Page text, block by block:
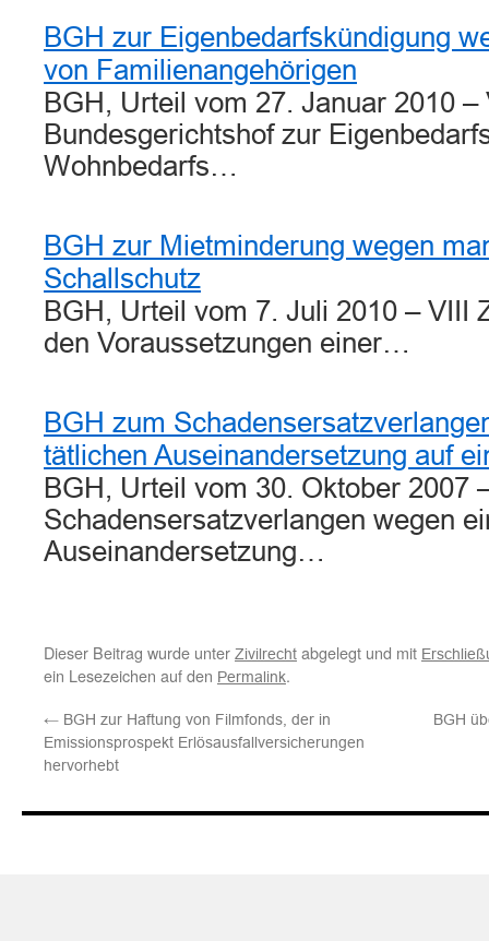
BGH zur Eigenbedarfskündigung
von Familienangehörigen
BGH, Urteil vom 27. Januar 2010 –
Bundesgerichtshof zur
Wohnbedarfs…
BGH zur Mietminderung wegen
Schallschutz
BGH, Urteil vom 7. Juli 2010 – VIII
den Voraussetzungen einer…
BGH zum
tätlichen Auseinandersetzung auf
BGH, Urteil vom 30. Oktober 2007
Schadensersatzverlangen wegen
Auseinandersetzung…
Dieser Beitrag wurde unter Zivilrecht abgelegt und mit
ein Lesezeichen auf den Permalink.
← BGH zur Haftung von Filmfonds, der in
Emissionsprospekt Erlösausfallversicherungen
hervorhebt
BGH